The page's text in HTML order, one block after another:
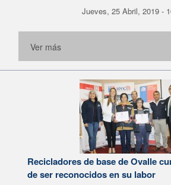
Jueves, 25 Abril, 2019 -
Ver más
Recicladores de base de Ovalle
de ser reconocidos en su labor